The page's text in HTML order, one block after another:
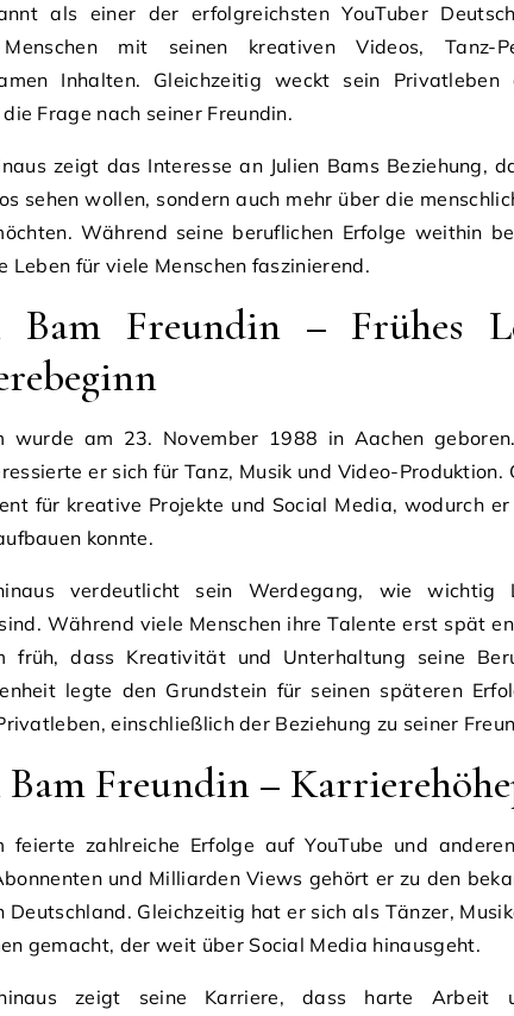
als einer der erfolgreichsten YouTuber
mit seinen kreativen Videos, Tanz-
Inhalten. Gleichzeitig weckt sein Privatleben
Frage nach seiner Freundin.
zeigt das Interesse an Julien Bams Beziehung,
sehen wollen, sondern auch mehr über die
Während seine beruflichen Erfolge weithin
Leben für viele Menschen faszinierend.
Bam Freundin – Frühes
wurde am 23. November 1988 in Aachen
er sich für Tanz, Musik und Video-Produktion.
für kreative Projekte und Social Media, wodurch
konnte.
verdeutlicht sein Werdegang, wie wichtig
Während viele Menschen ihre Talente erst spät
früh, dass Kreativität und Unterhaltung seine
legte den Grundstein für seinen späteren
einschließlich der Beziehung zu seiner
Bam Freundin –
feierte zahlreiche Erfolge auf YouTube und
und Milliarden Views gehört er zu den
Deutschland. Gleichzeitig hat er sich als Tänzer,
gemacht, der weit über Social Media hinausgeht.
zeigt seine Karriere, dass harte Arbeit